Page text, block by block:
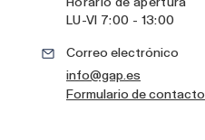
LU-VI 7:00 - 13:00
Correo electrónico
info@gap.es
Formulario de contacto